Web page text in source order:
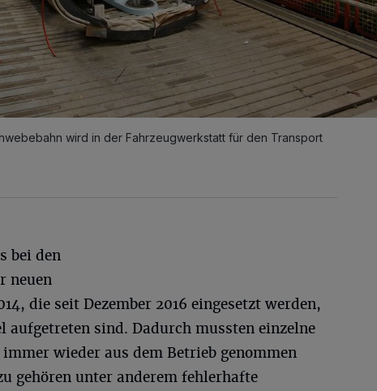
wird in der Fahrzeugwerkstatt für den Transport
bei den
neuen
die seit Dezember 2016 eingesetzt werden,
aufgetreten sind. Dadurch mussten einzelne
wieder aus dem Betrieb genommen
gehören unter anderem fehlerhafte